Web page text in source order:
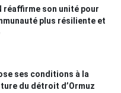
réaffirme son unité pour
plus résiliente et
ses conditions à la
du détroit d’Ormuz